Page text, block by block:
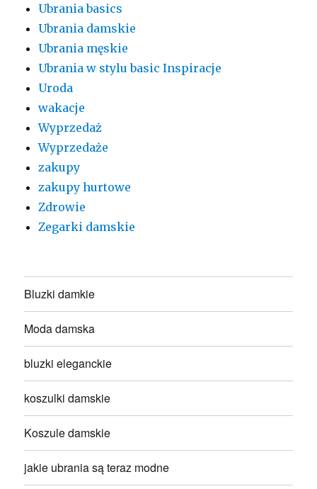
Ubrania basics
Ubrania damskie
Ubrania męskie
Ubrania w stylu basic Inspiracje
Uroda
wakacje
Wyprzedaż
Wyprzedaże
zakupy
zakupy hurtowe
Zdrowie
Zegarki damskie
Bluzki damkie
Moda damska
bluzki eleganckie
koszulki damskie
Koszule damskie
jakie ubrania są teraz modne